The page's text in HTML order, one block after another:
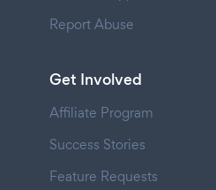
Report Abuse
Get Involved
Affiliate Program
Success Stories
Feature Requests